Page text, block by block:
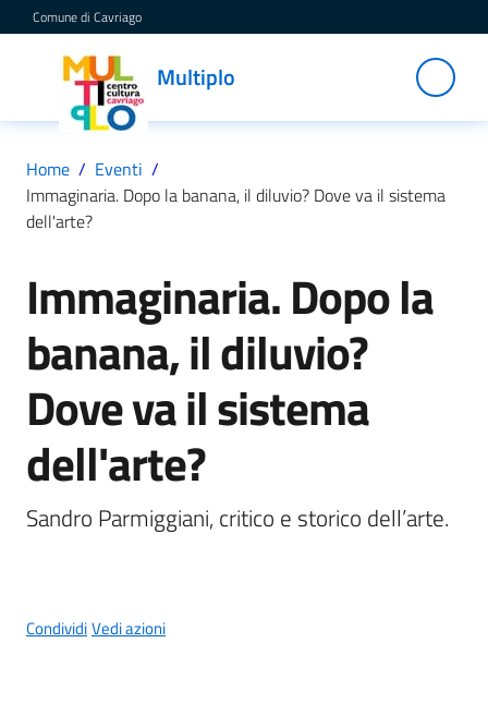
Vai al contenuto
Vai alla navigazione
Vai al footer
Comune di Cavriago
Multiplo
Multiplo
Centro
Cultura
C
t
o
g
o
Corsi
Home / Eventi /
Immaginaria. Dopo la banana, il diluvio? Dove va il sistema
dell'arte?
Salta al contenuto
Immaginaria. Dopo la
banana, il diluvio?
Dove va il sistema
dell'arte?
Sandro Parmiggiani, critico e storico dell’arte.
CondividiVedi azioni